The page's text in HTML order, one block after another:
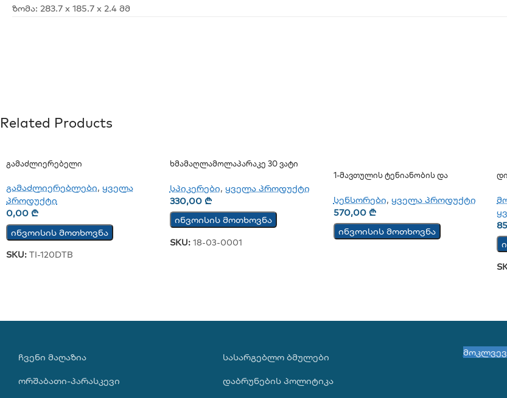
ზომა: 283.7 x 185.7 x 2.4 მმ
Related Products
Გამაძლიერებელი
გამაძლიერებლები, ყველა
პროდუქტი
0,00 ₾
ინვოისის მოთხოვნა
SKU: TI-120DTB
Ხმამაღლამოლაპარაკე 30 Ვატი
სპიკერები, ყველა პროდუქტი
330,00 ₾
ინვოისის მოთხოვნა
SKU: 18-03-0001
1-Მავთულის Ტენიანობის Და
სენსორები, ყველა პროდუქტი
570,00 ₾
ინვოისის მოთხოვნა
ᲩᲕᲔᲜᲘ ᲛᲐᲦᲐᲖᲘᲐ
ორშაბათი-პარასკევი
ᲡᲐᲡᲐᲠᲒᲔᲑᲚᲝ ᲑᲛᲣᲚᲔᲑᲘ
დაბრუნების პოლიტიკა